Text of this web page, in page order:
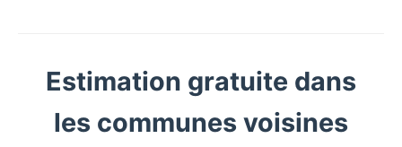
Estimation gratuite dans
les communes voisines